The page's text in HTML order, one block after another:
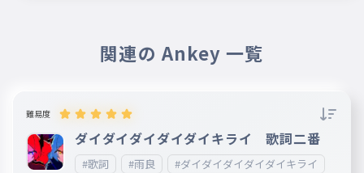
だけどだけどその本性は？
035
だけどだけどその本性は？
だけどだけどそのほんしょうは
関連の Ankey 一覧
難易度
ダイダイダイダイダイキライ 歌詞二番
#歌詞 #雨良 #ダイダイダイダイダイキライ